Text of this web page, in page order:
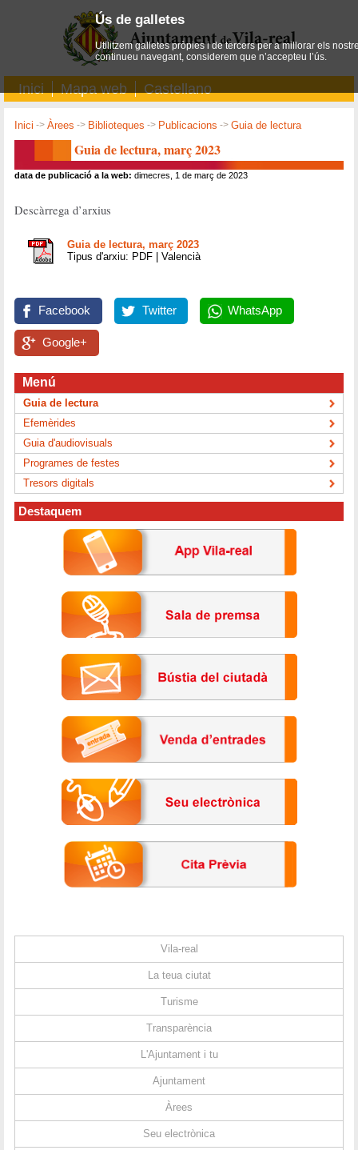
Inici Mapa web Castellano
Inici ->Àrees -> Biblioteques -> Publicacions ->Guia de lectura
Guia de lectura, març 2023
data de publicació a la web: dimecres, 1 de març de 2023
Descàrrega d’arxius
Guia de lectura, març 2023
Tipus d'arxiu: PDF | Valencià
Facebook Twitter WhatsApp
Google+
Menú
Guia de lectura
Efemèrides
Guia d'audiovisuals
Programes de festes
Tresors digitals
Destaquem
Vila-real
La teua ciutat
Turisme
Transparència
L'Ajuntament i tu
Ajuntament
Àrees
Seu electrònica
Ús de galletes
Utilitzem galletes pròpies i de tercers per a millorar els
continueu navegant, considerem que n’accepteu l’ús.